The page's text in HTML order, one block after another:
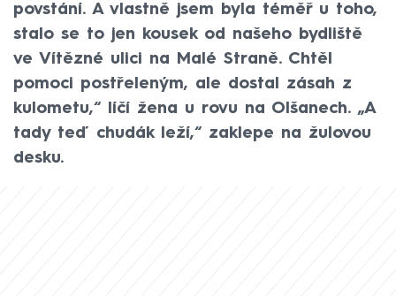
povstání. A vlastně jsem byla téměř u toho,
stalo se to jen kousek od našeho bydliště
ve Vítězné ulici na Malé Straně. Chtěl
pomoci postřeleným, ale dostal zásah z
kulometu,“ líčí žena u rovu na Olšanech. „A
tady teď chudák leží,“ zaklepe na žulovou
desku.